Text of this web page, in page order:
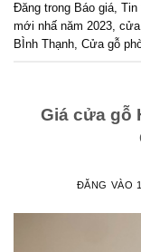
Đăng trong Báo giá, Tin
mới nhấ năm 2023, cửa
BÌnh Thạnh, Cửa gỗ
Giá cửa gỗ
ĐĂNG VÀO